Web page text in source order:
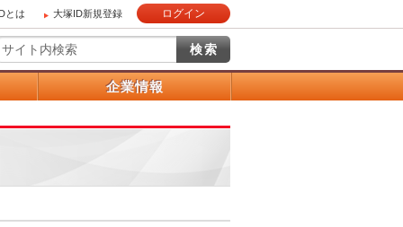
とは 大塚ID新規登録 ログイン
企業情報